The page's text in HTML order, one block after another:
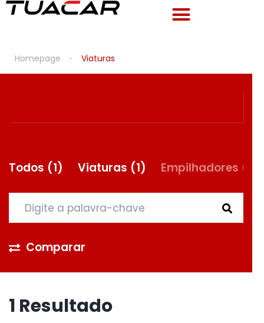
Homepage Viaturas
Todos (1) Viaturas (1) Empilhadores (0)
Comparar
1 Resultado